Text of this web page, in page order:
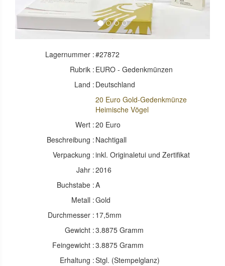
Lagernummer :#27872
Rubrik : EURO - Gedenkmünzen
Land : Deutschland
20 Euro Gold-Gedenkmünze
Heimische Vögel
Wert :20 Euro
Beschreibung : Nachtigall
Verpackung :inkl. Originaletui und Zertifikat
Jahr :2016
Buchstabe :A
Metall :Gold
Durchmesser : 17,5mm
Gewicht :3.8875 Gramm
Feingewicht :3.8875 Gramm
Erhaltung :Stgl. (Stempelglanz)